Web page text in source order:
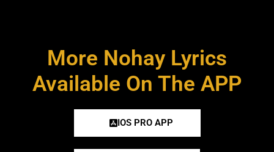
More Nohay Lyrics
Available On The APP
IOS PRO APP